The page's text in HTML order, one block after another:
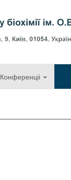
Конференціі